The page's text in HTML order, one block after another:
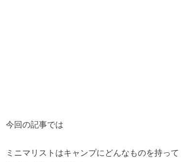
今回の記事では
ミニマリストはキャンプにどんなものを持って